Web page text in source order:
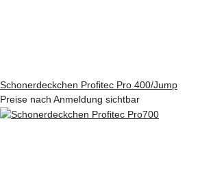
Schonerdeckchen Profitec Pro 400/Jump
Preise nach Anmeldung sichtbar